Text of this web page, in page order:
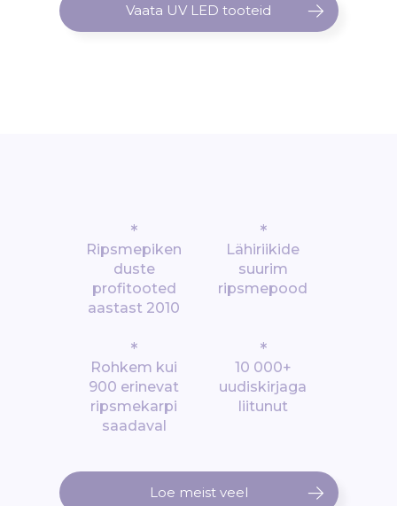
Vaata UV LED tooteid
*
Ripsmepiken
duste
profitooted
aastast 2010
*
Lähiriikide
suurim
ripsmepood
*
Rohkem kui
900 erinevat
ripsmekarpi
saadaval
*
10 000+
uudiskirjaga
liitunut
Loe meist veel